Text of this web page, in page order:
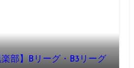
楽部】Bリーグ・B3リーグ